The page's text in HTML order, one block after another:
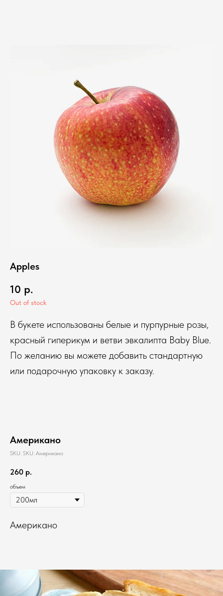
Apples
10 р.
Out of stock
В букете использованы белые и пурпурные розы,
красный гиперикум и ветви эвкалипта Baby Blue.
По желанию вы можете добавить стандартную
или подарочную упаковку к заказу.
Американо
SKU: SKU: Американо
260 р.
объем
Американо